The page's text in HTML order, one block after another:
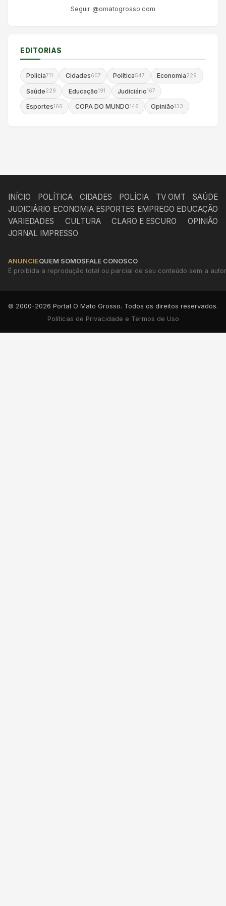
Seguir @omatogrosso.com
EDITORIAS
Polícia711 Cidades607 Política547 Economia229
Saúde229 Educação191 Judiciário167
Esportes166 COPA DO MUNDO146 Opinião133
INÍCIO POLÍTICA CIDADES POLÍCIA TV OMT
SAÚDE
JUDICIÁRIO ECONOMIA ESPORTES EMPREGO EDUCAÇÃO
VARIEDADES
CULTURA CLARO E ESCURO
OPINIÃO
JORNAL IMPRESSO
ANUNCIEQUEM SOMOSFALE CONOSCO
É proibida a reprodução total ou parcial de seu conteúdo sem a
© 2000-2026 Portal O Mato Grosso. Todos os direitos reservados.
Políticas de Privacidade e Termos de Uso